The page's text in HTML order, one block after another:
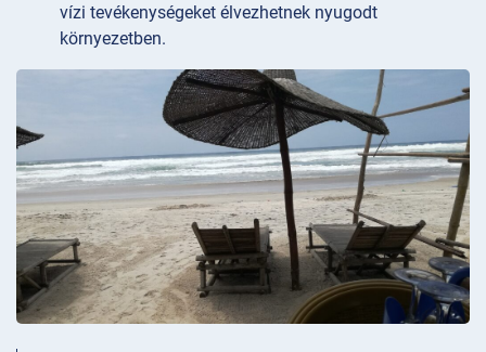
vízi tevékenységeket élvezhetnek nyugodt
környezetben.